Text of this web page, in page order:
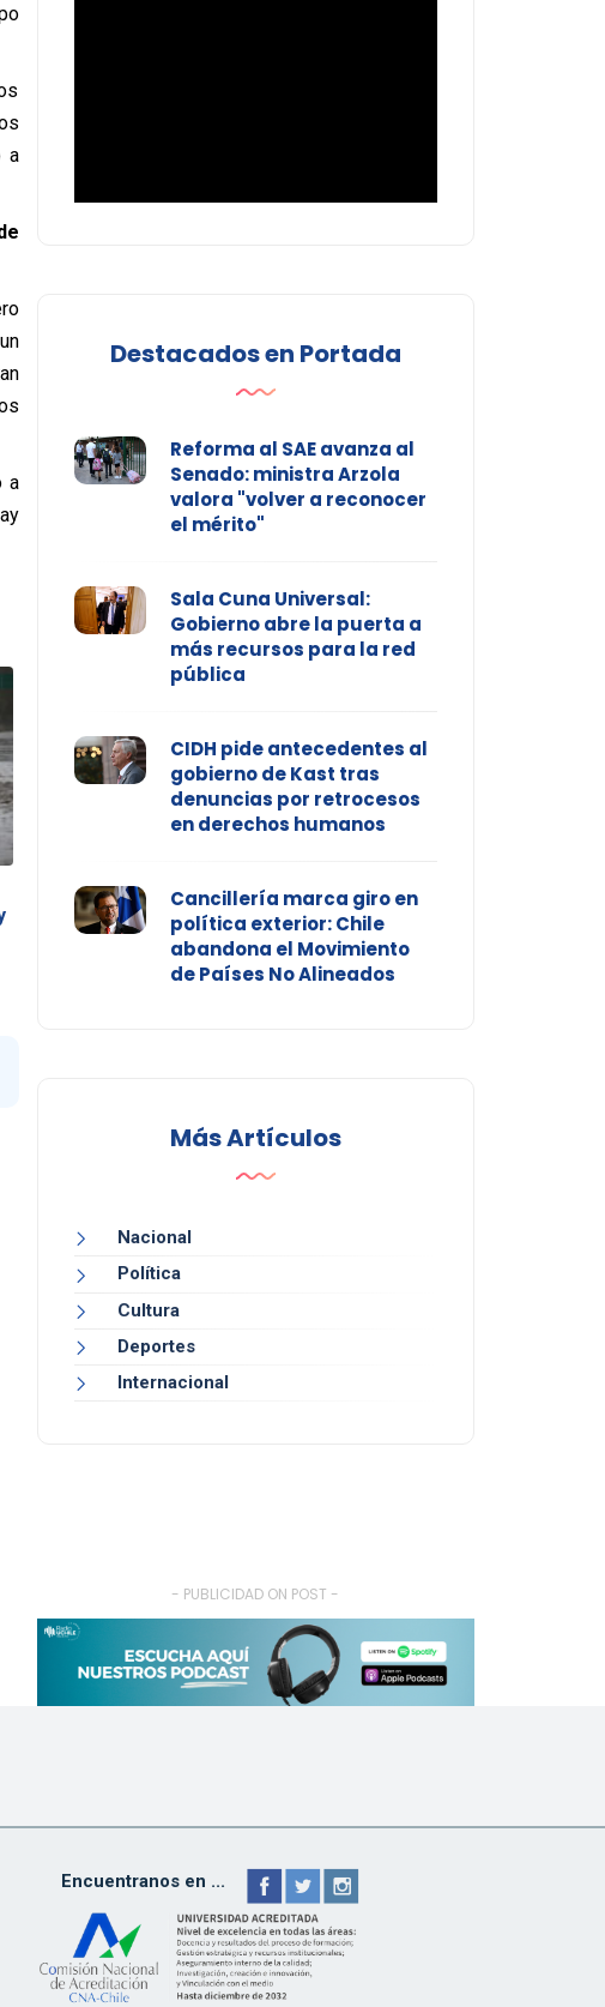
a
a
Destacados en Portada
Reforma al SAE avanza al
Senado: ministra Arzola
valora "volver a reconocer
el mérito"
Sala Cuna Universal:
Gobierno abre la puerta a
más recursos para la red
pública
CIDH pide antecedentes al
gobierno de Kast tras
denuncias por retrocesos
en derechos humanos
Cancillería marca giro en
política exterior: Chile
abandona el Movimiento
de Países No Alineados
Más Artículos
Nacional
Política
Cultura
Deportes
Internacional
- PUBLICIDAD ON POST -
Encuentranos en ...